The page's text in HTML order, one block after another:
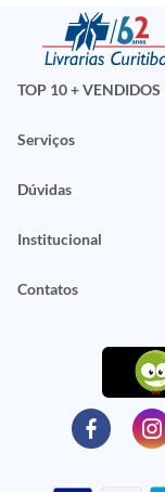
TOP 10 + VENDIDOS
Serviços
Dúvidas
Institucional
Contatos